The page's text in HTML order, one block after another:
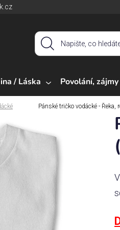
/ Láska Povolání,
Pánské tričko vodácké - Řeka,